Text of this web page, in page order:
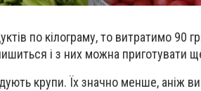
по кілограму, то витратимо 90
і з них можна приготувати
крупи. Їх значно менше, аніж